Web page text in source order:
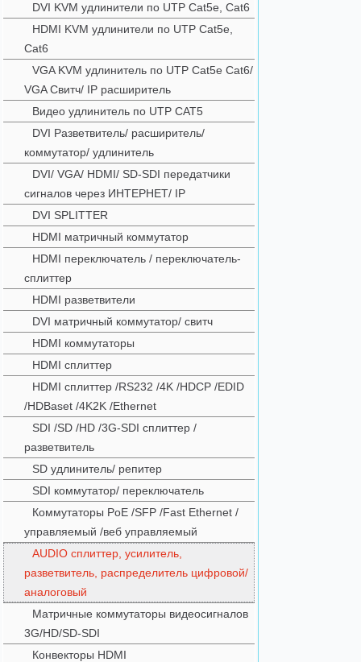
DVI KVM удлинители по UTP Cat5e, Cat6
HDMI KVM удлинители по UTP Cat5e,
Cat6
VGA KVM удлинитель по UTP Cat5e Cat6/
VGA Свитч/ IP расширитель
Видео удлинитель по UTP CAT5
DVI Разветвитель/ расширитель/
коммутатор/ удлинитель
DVI/ VGA/ HDMI/ SD-SDI передатчики
сигналов через ИНТЕРНЕТ/ IP
DVI SPLITTER
HDMI матричный коммутатор
HDMI переключатель / переключатель-
сплиттер
HDMI разветвители
DVI матричный коммутатор/ свитч
HDMI коммутаторы
HDMI сплиттер
HDMI сплиттер /RS232 /4K /HDCP /EDID
/HDBaset /4K2K /Ethernet
SDI /SD /HD /3G-SDI сплиттер /
разветвитель
SD удлинитель/ репитер
SDI коммутатор/ переключатель
Коммутаторы PoE /SFP /Fast Ethernet /
управляемый /веб управляемый
AUDIO сплиттер, усилитель,
разветвитель, распределитель цифровой/
аналоговый
Матричные коммутаторы видеосигналов
3G/HD/SD-SDI
Конвекторы HDMI